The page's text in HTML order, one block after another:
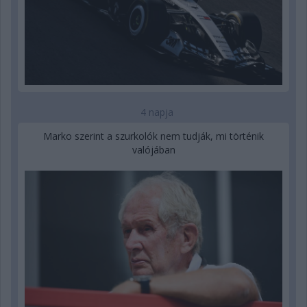
4 napja
Marko szerint a szurkolók nem tudják, mi történik
valójában